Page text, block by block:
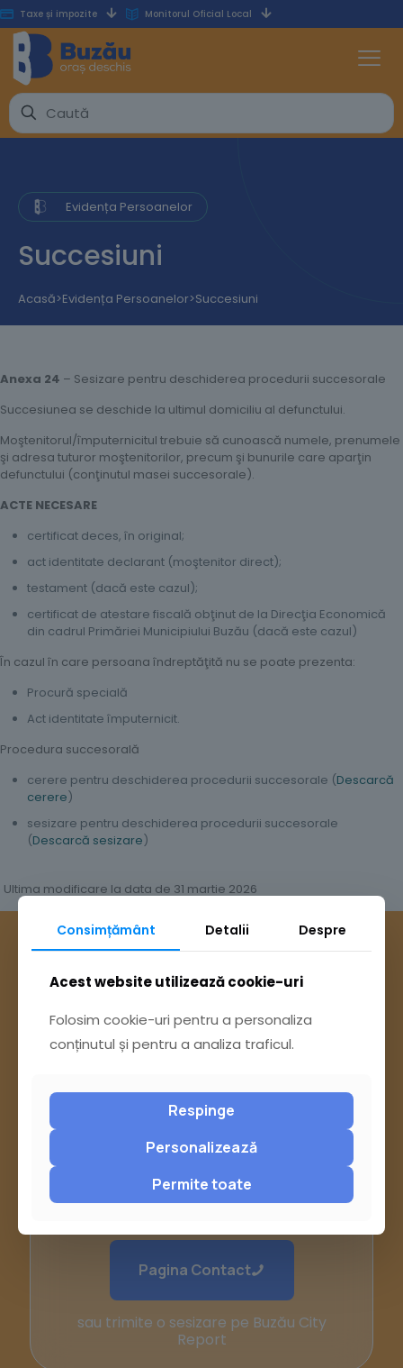
Taxe și impozite Monitorul Oficial Local
Evidența Persoanelor
Succesiuni
Acasă>Evidența Persoanelor>Succesiuni
Anexa 24 – Sesizare pentru deschiderea procedurii succesorale
Succesiunea se deschide la ultimul domiciliu al defunctului.
Moştenitorul/împuternicitul trebuie să cunoască numele, prenumele
şi adresa tuturor moştenitorilor, precum şi bunurile care aparţin
defunctului (conţinutul masei succesorale).
ACTE NECESARE
certificat deces, în original;
act identitate declarant (moştenitor direct);
testament (dacă este cazul);
certificat de atestare fiscală obţinut de la Direcţia Economică
din cadrul Primăriei Municipiului Buzău (dacă este cazul)
În cazul în care persoana îndreptăţită nu se poate prezenta:
Procură specială
Act identitate împuternicit.
Procedura succesorală
cerere pentru deschiderea procedurii succesorale (Descarcă
cerere)
sesizare pentru deschiderea procedurii succesorale
(Descarcă sesizare)
Ultima modificare la data de 31 martie 2026
Ai întrebări? Accesează
Pagina Contact
sau trimite o sesizare pe Buzău City
Report
Consimțământ Detalii Despre
Acest website utilizează cookie-uri
Folosim cookie-uri pentru a personaliza
conținutul și pentru a analiza traficul.
Respinge
Personalizează
Permite toate